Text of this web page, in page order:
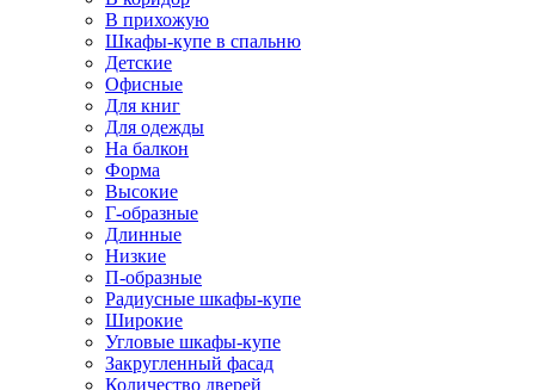
В прихожую
Шкафы-купе в спальню
Детские
Офисные
Для книг
Для одежды
На балкон
Форма
Высокие
Г-образные
Длинные
Низкие
П-образные
Радиусные шкафы-купе
Широкие
Угловые шкафы-купе
Закругленный фасад
Количество дверей